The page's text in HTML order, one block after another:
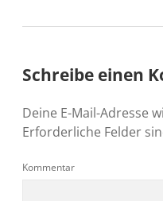
Schreibe einen
Deine E-Mail-Adresse
Erforderliche Felder
Kommentar